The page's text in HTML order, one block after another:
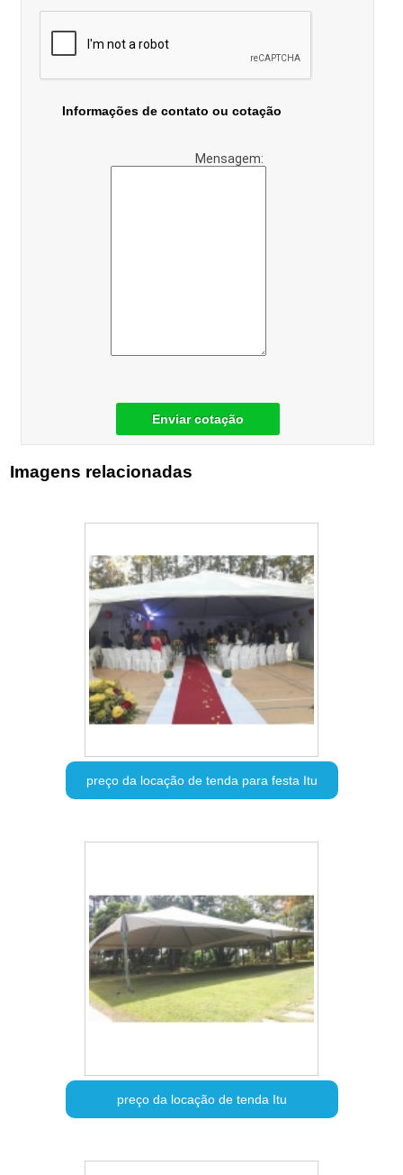
Informações de contato ou cotação
Mensagem:
Enviar cotação
Imagens relacionadas
preço da locação de tenda para festa Itu
preço da locação de tenda Itu